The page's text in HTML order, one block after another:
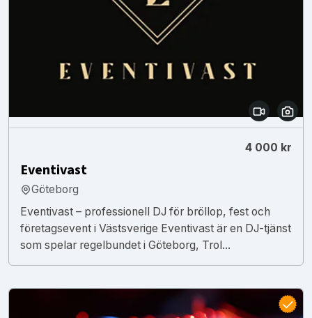
4 000 kr
Eventivast
Göteborg
Eventivast – professionell DJ för bröllop, fest och
företagsevent i Västsverige Eventivast är en DJ-tjänst
som spelar regelbundet i Göteborg, Trol...